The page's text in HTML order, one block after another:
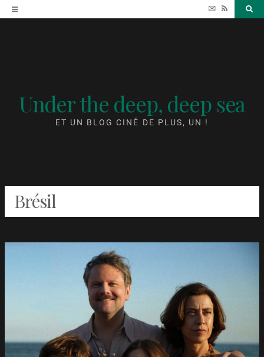
Accéder
au
✉ RSS
Under the deep, deep sea
ET UN BLOG CINÉ DE PLUS, UN !
Brésil